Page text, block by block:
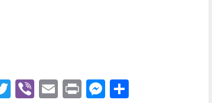
Twitter
ViberEmail
PrintMessenger